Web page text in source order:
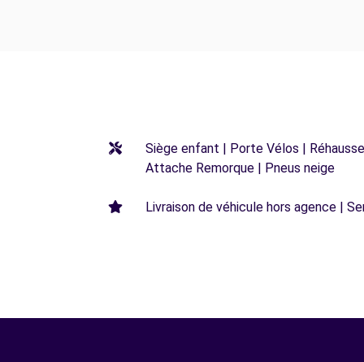
Siège enfant | Porte Vélos |
Attache Remorque | Pneus neige
Livraison de véhicule hors agence |